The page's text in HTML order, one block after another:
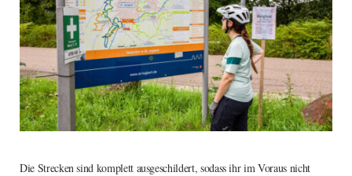
Die Strecken sind komplett ausgeschildert, sodass ihr im Voraus nicht